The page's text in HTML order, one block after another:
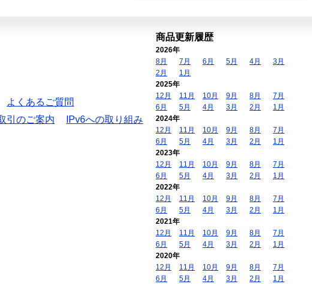
よくあるご質問
引のご案内
IPv6への取り組み
商品更新履歴
2026年
8月
7月 6月 5月 4月
3月
2月
1月
2025年
12月
11月 10月 9月 8月
7月
6月
5月 4月 3月 2月
1月
2024年
12月
11月 10月 9月 8月
7月
6月
5月 4月 3月 2月
1月
2023年
12月
11月 10月 9月 8月
7月
6月
5月 4月 3月 2月
1月
2022年
12月
11月 10月 9月 8月
7月
6月
5月 4月 3月 2月
1月
2021年
12月
11月 10月 9月 8月
7月
6月
5月 4月 3月 2月
1月
2020年
12月
11月 10月 9月 8月
7月
6月
5月 4月 3月 2月
1月